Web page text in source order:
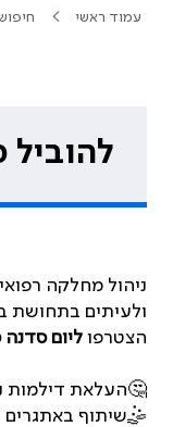
עמוד ראשי
ניהול מחלקה
ולעיתים בתחושת
הצטרפוליום
🤔העלאת דילמות
🤹שיתוף באתגרים